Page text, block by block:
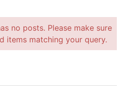
no posts. Please make sure
items matching your query.